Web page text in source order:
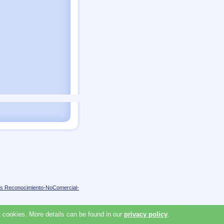
Reconocimiento-NoComercial-
More details can be found in our privacy policy.